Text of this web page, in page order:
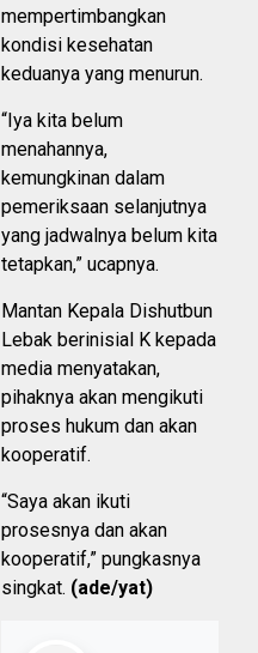
mempertimbangkan
kondisi kesehatan
keduanya yang menurun.
“Iya kita belum
menahannya,
kemungkinan dalam
pemeriksaan selanjutnya
yang jadwalnya belum kita
tetapkan,” ucapnya.
Mantan Kepala Dishutbun
Lebak berinisial K kepada
media menyatakan,
pihaknya akan mengikuti
proses hukum dan akan
kooperatif.
“Saya akan ikuti
prosesnya dan akan
kooperatif,” pungkasnya
singkat. (ade/yat)